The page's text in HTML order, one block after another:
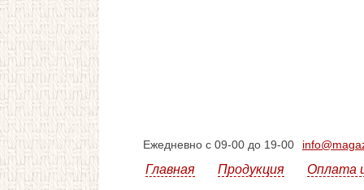
Ежедневно с 09-00 до 19-00
Главная Продукция Оплата